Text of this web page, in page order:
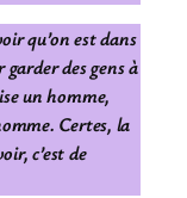
qu’on est dans
garder des gens à
un homme,
Certes, la
c’est de